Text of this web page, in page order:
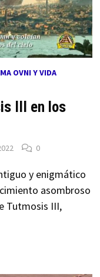
OVNI Y VIDA
III en los
0
y enigmático
asombroso
Tutmosis III,